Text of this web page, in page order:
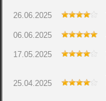
26.06.2025
06.06.2025
17.05.2025
25.04.2025